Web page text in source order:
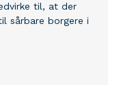
til, at der
sårbare borgere i